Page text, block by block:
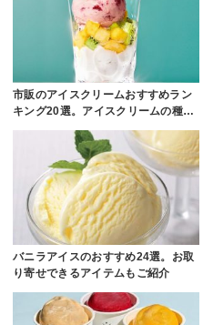
市販のアイスクリームおすすめラン
キング20選。アイスクリームの種…
バニラアイスのおすすめ24選。お取
り寄せできるアイテムもご紹介